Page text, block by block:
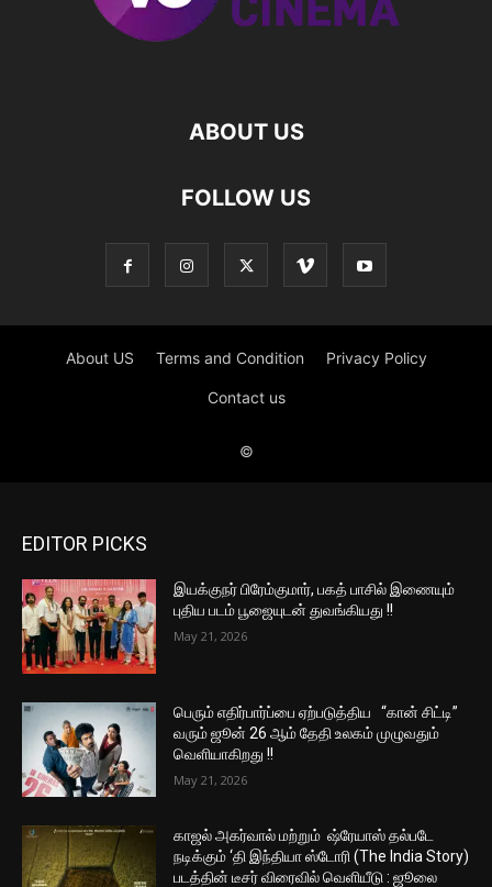
EDITOR PICKS
இயக்குநர் பிரேம்குமார், பகத் பாசில் இணையும்
புதிய படம் பூஜையுடன் துவங்கியது !!
May 21, 2026
பெரும் எதிர்பார்ப்பை ஏற்படுத்திய “கான் சிட்டி”
வரும் ஜூன் 26 ஆம் தேதி உலகம் முழுவதும்
வெளியாகிறது !!
May 21, 2026
காஜல் அகர்வால் மற்றும் ஷ்ரேயாஸ் தல்படே
நடிக்கும் ‘தி இந்தியா ஸ்டோரி (The India Story)
படத்தின் டீசர் விரைவில் வெளியீடு : ஜூலை